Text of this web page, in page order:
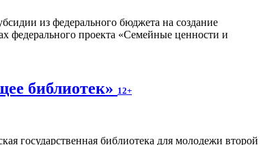
из федерального бюджета на создание
федерального проекта «Семейные ценности и
библиотек» 12+
государственная библиотека для молодежи второй